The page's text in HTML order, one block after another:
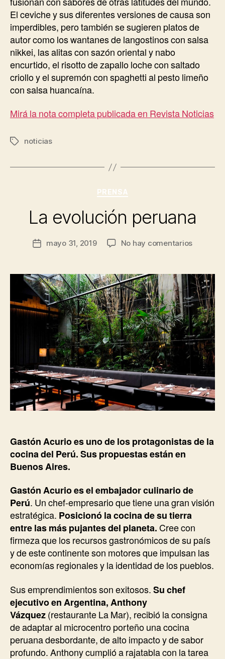
fusionan con sabores de otras latitudes del mundo.
El ceviche y sus diferentes versiones de causa son
imperdibles, pero también se sugieren platos de
autor como los wantanes de langostinos con salsa
nikkei, las alitas con sazón oriental y nabo
encurtido, el risotto de zapallo loche con saltado
criollo y el supremón con spaghetti al pesto limeño
con salsa huancaína.
Mirá la nota completa publicada en Revista Noticias
Etiquetas
noticias
Categorías
PRENSA
La evolución peruana
Fecha
entrada
mayo 31, 2019 No hay comentariosen
peruana
Gastón Acurio es uno de los protagonistas de la
cocina del Perú. Sus propuestas están en
Buenos Aires.
Gastón Acurio es el embajador culinario de
Perú. Un chef-empresario que tiene una gran visión
estratégica. Posicionó la cocina de su tierra
entre las más pujantes del planeta. Cree con
firmeza que los recursos gastronómicos de su país
y de este continente son motores que impulsan las
economías regionales y la identidad de los pueblos.
Sus emprendimientos son exitosos. Su chef
ejecutivo en Argentina, Anthony
Vázquez (restaurante La Mar), recibió la consigna
de adaptar al microcentro porteño una cocina
peruana desbordante, de alto impacto y de sabor
profundo. Anthony cumplió a rajatabla con la tarea